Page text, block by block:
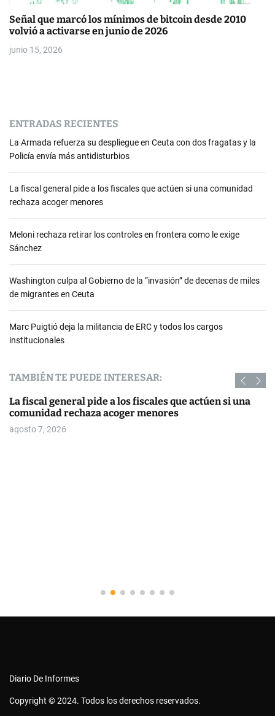
Señal que marcó los mínimos de bitcoin desde 2010
volvió a activarse en junio de 2026
junio 15, 2026
ENTRADAS RECIENTES
La Armada refuerza su despliegue en Ceuta con dos fragatas y la
Policía envía más antidisturbios
La fiscal general pide a los fiscales que actúen si una comunidad
rechaza acoger menores
Meloni rechaza retirar los controles en frontera como le exige
Sánchez
Washington culpa al Gobierno de la “invasión” de decenas de miles
de migrantes en Ceuta
Marc Puigtió deja la militancia de ERC y todos los cargos
institucionales
TAMBIÉN TE PUEDE INTERESAR:
La fiscal general pide a los fiscales que actúen si una
comunidad rechaza acoger menores
agosto 7, 2026
Diario De Informes
Copyright © 2024. Todos los derechos reservados.